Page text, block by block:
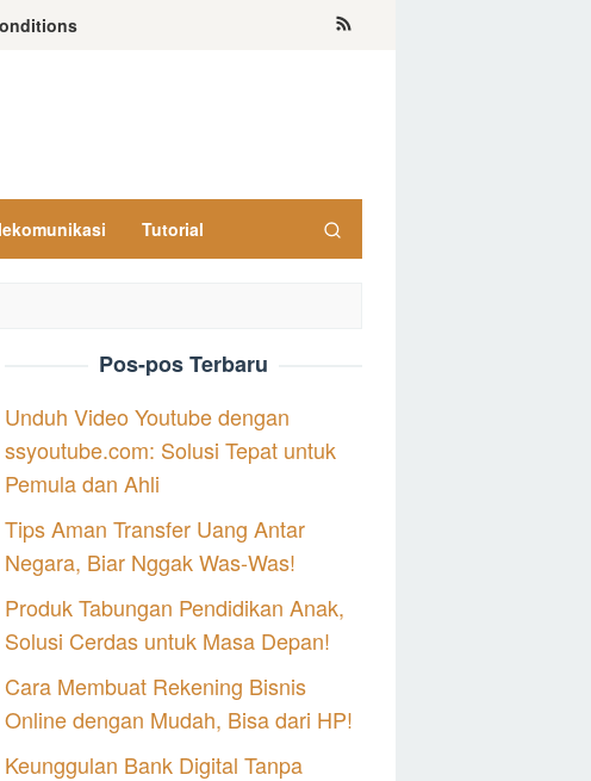
Tutorial
Pos-pos Terbaru
Unduh Video Youtube dengan
ssyoutube.com: Solusi Tepat untuk
Pemula dan Ahli
Tips Aman Transfer Uang Antar
Negara, Biar Nggak Was-Was!
Produk Tabungan Pendidikan Anak,
Solusi Cerdas untuk Masa Depan!
Cara Membuat Rekening Bisnis
Online dengan Mudah, Bisa dari HP!
Keunggulan Bank Digital Tanpa